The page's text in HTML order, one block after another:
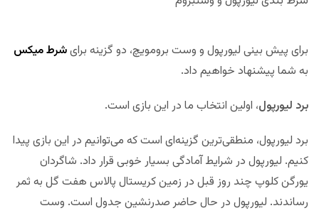
برای پیش بینی لیورپول و وست برومویچ، دو گزینه برایشرط میکس
به شما پیشنهاد خواهیم داد.
برد لیورپول، اولین انتخاب ما در این بازی است.
برد لیورپول، منطقی‌ترین گزینه‌ای است که می‌توانیم در این بازی پیدا
کنیم. لیورپول در شرایط آمادگی بسیار خوبی قرار داد. شاگردان
یورگن کلوپ چند روز قبل در زمین کریستال پالاس هفت گل به ثمر
رساندند. لیورپول در حال حاضر صدرنشین جدول است. وست